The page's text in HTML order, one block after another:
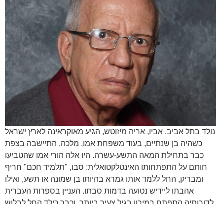
נולד בתל אביב. אביו, אריה מיזוטש, הגיע מאוקראינה לארץ ישראל
כשהיה בן שנתיים, בעוד משפחת אמו, מלכה, התיישבה בצפת
כבר בתחילת המאה התשע-עשרה. היו אלה הורי אמו שהטביעו
חותם על התפתחותו האינטלקטואלית: סבו, "תלמיד חכם" חריף
ומבריק, החל ללמד אותו גמרא בהיותו בן שמונה או תשע, ואילו
אהבתו ליידיש נטועה בדמות סבתו. העניין בספרות העברית